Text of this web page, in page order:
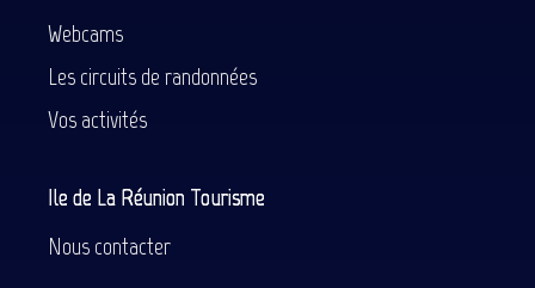
Webcams
Les circuits de randonnées
Vos activités
Ile de La Réunion Tourisme
Nous contacter